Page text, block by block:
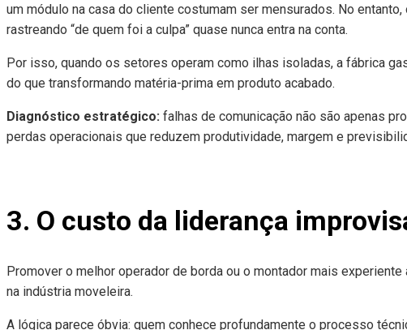
um módulo na casa do cliente costumam ser mensurados. No
rastreando “de quem foi a culpa” quase nunca entra na conta.
Por isso, quando os setores operam como ilhas isoladas, a fábrica
do que transformando matéria-prima em produto acabado.
Diagnóstico estratégico: falhas de comunicação não são apenas
perdas operacionais que reduzem produtividade, margem e
3. O custo da liderança
Promover o melhor operador de borda ou o montador mais
na indústria moveleira.
A lógica parece óbvia: quem conhece profundamente o processo